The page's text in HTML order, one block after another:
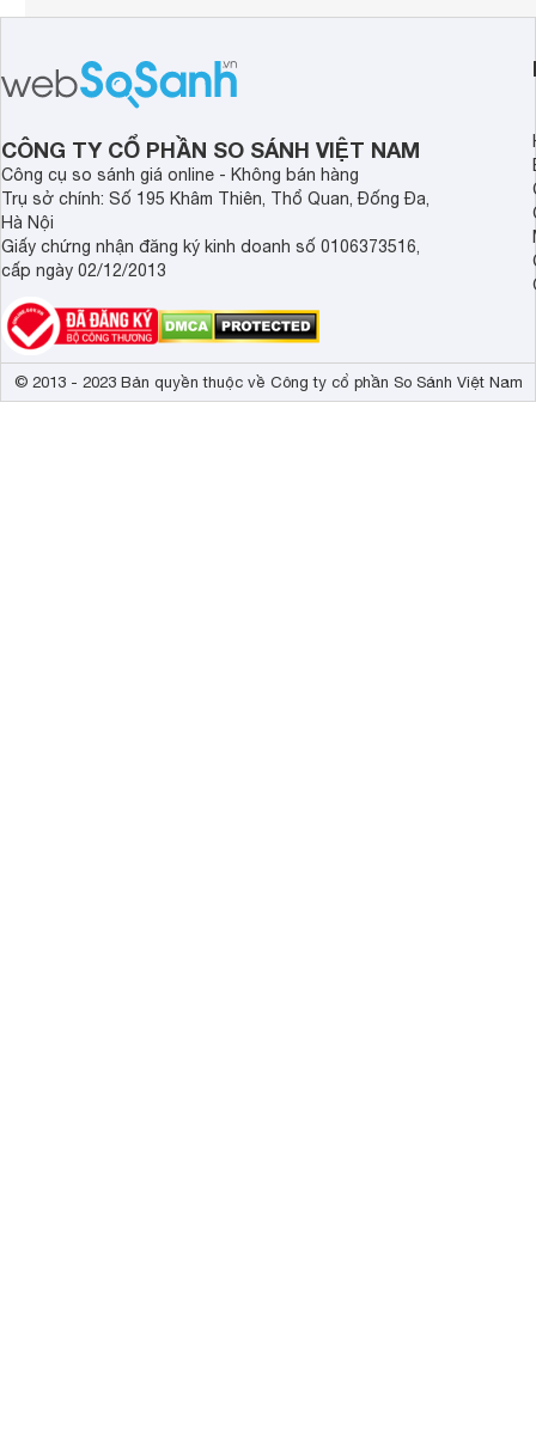
CÔNG TY CỔ PHẦN SO SÁNH VIỆT NAM
Công cụ so sánh giá online - Không bán hàng
Trụ sở chính: Số 195 Khâm Thiên, Thổ Quan, Đống Đa,
Hà Nội
Giấy chứng nhận đăng ký kinh doanh số 0106373516,
cấp ngày 02/12/2013
© 2013 - 2023 Bản quyền thuộc về Công ty cổ phần So Sánh Việt Nam